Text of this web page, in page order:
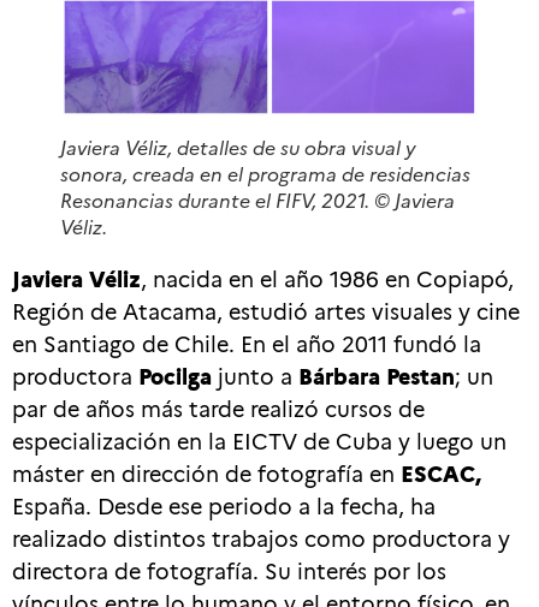
Javiera Véliz, detalles de su obra visual y
sonora, creada en el programa de residencias
Resonancias durante el FIFV, 2021. © Javiera
Véliz.
Javiera Véliz, nacida en el año 1986 en Copiapó,
Región de Atacama, estudió artes visuales y cine
en Santiago de Chile. En el año 2011 fundó la
productora Pocilga junto a Bárbara Pestan; un
par de años más tarde realizó cursos de
especialización en la EICTV de Cuba y luego un
máster en dirección de fotografía en ESCAC,
España. Desde ese periodo a la fecha, ha
realizado distintos trabajos como productora y
directora de fotografía. Su interés por los